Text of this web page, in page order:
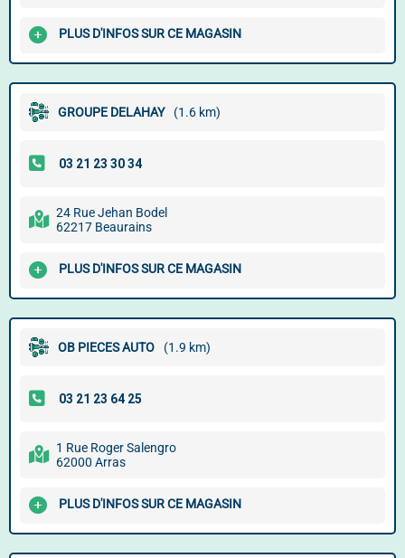
PLUS D'INFOS SUR CE MAGASIN
GROUPE DELAHAY (1.6 km)
24 Rue Jehan Bodel
62217 Beaurains
PLUS D'INFOS SUR CE MAGASIN
OB PIECES AUTO (1.9 km)
1 Rue Roger Salengro
62000 Arras
PLUS D'INFOS SUR CE MAGASIN